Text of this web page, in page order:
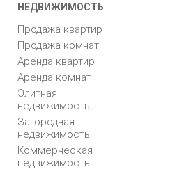
НЕДВИЖИМОСТЬ
Продажа квартир
Продажа комнат
Аренда квартир
Аренда комнат
Элитная
недвижимость
Загородная
недвижимость
Коммерческая
недвижимость